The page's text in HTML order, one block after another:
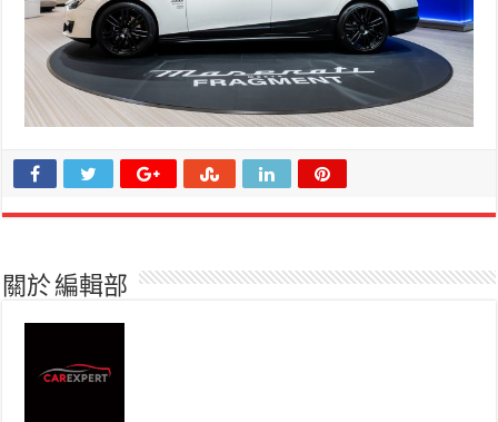
關於 編輯部